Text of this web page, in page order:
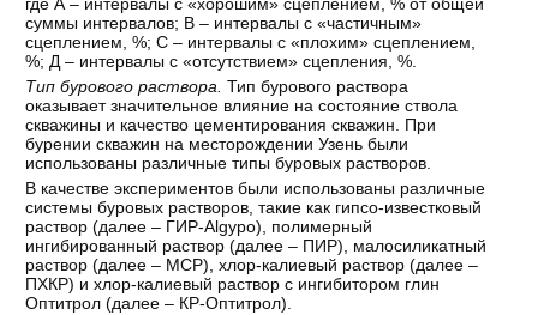
суммы интервалов; В – интервалы с «частичным»
сцеплением, %; С – интервалы с «плохим» сцеплением,
%; Д – интервалы с «отсутствием» сцепления, %.
Тип бурового раствора. Тип бурового раствора
оказывает значительное влияние на состояние ствола
скважины и качество цементирования скважин. При
бурении скважин на месторождении Узень были
использованы различные типы буровых растворов.
В качестве экспериментов были использованы различные
системы буровых растворов, такие как гипсо-известковый
раствор (далее – ГИР-Algypo), полимерный
ингибированный раствор (далее – ПИР), малосиликатный
раствор (далее – МСР), хлор-калиевый раствор (далее –
ПХКР) и хлор-калиевый раствор с ингибитором глин
Оптитрол (далее – КР-Оптитрол).